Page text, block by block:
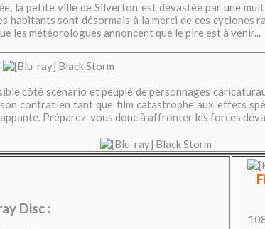
la petite ville de Silverton est dévastée par une
habitants sont désormais à la merci de ces cyclones
les météorologues annoncent que le pire est à venir...
côté scénario et peuplé de personnages
contrat en tant que film catastrophe aux effets
Préparez-vous donc à affronter les forces
y Disc :